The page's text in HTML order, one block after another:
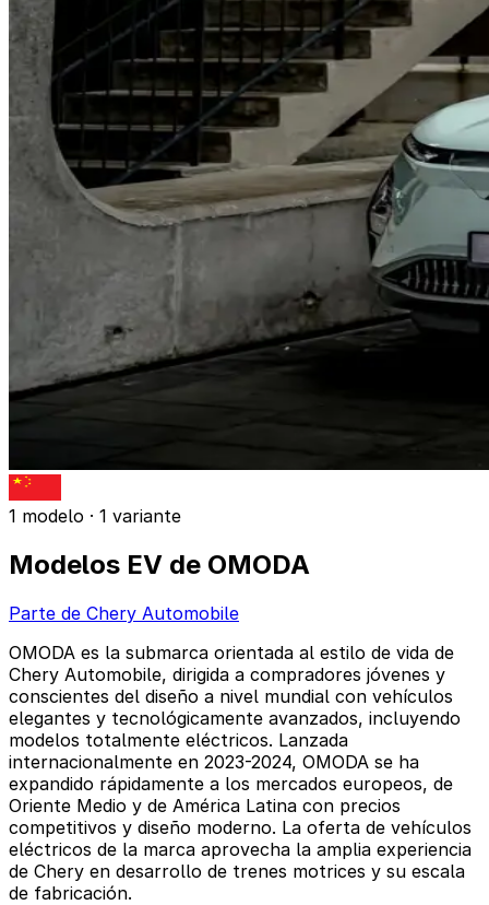
1 modelo · 1 variante
Modelos EV de OMODA
Parte de Chery Automobile
OMODA es la submarca orientada al estilo de vida de
Chery Automobile, dirigida a compradores jóvenes y
conscientes del diseño a nivel mundial con vehículos
elegantes y tecnológicamente avanzados, incluyendo
modelos totalmente eléctricos. Lanzada
internacionalmente en 2023-2024, OMODA se ha
expandido rápidamente a los mercados europeos, de
Oriente Medio y de América Latina con precios
competitivos y diseño moderno. La oferta de vehículos
eléctricos de la marca aprovecha la amplia experiencia
de Chery en desarrollo de trenes motrices y su escala
de fabricación.